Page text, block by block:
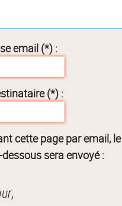
email (*) :
(*) :
cette page par email, le
sera envoyé :